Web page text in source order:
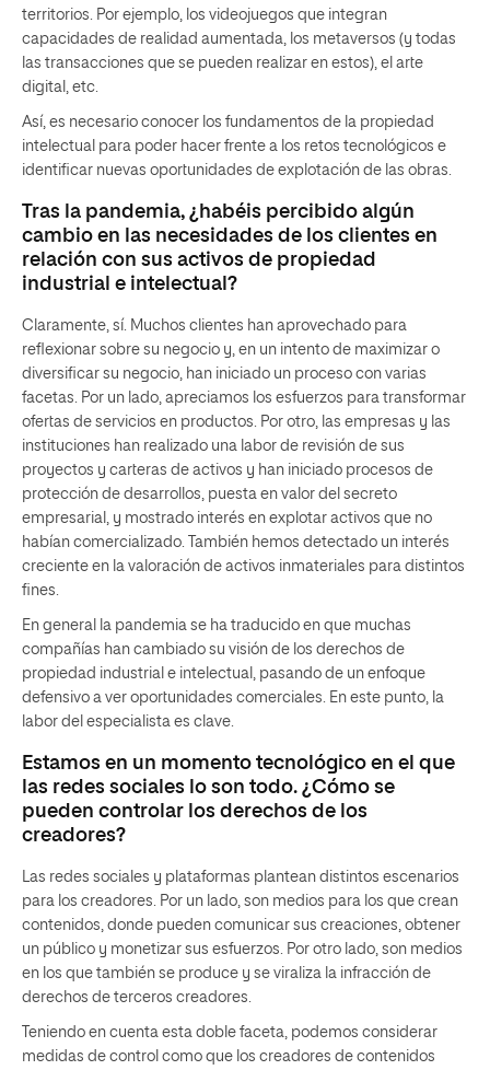
territorios. Por ejemplo, los videojuegos que integran
capacidades de realidad aumentada, los metaversos (y todas
las transacciones que se pueden realizar en estos), el arte
digital, etc.
Así, es necesario conocer los fundamentos de la propiedad
intelectual para poder hacer frente a los retos tecnológicos e
identificar nuevas oportunidades de explotación de las obras.
Tras la pandemia, ¿habéis percibido algún
cambio en las necesidades de los clientes en
relación con sus activos de propiedad
industrial e intelectual?
Claramente, sí. Muchos clientes han aprovechado para
reflexionar sobre su negocio y, en un intento de maximizar o
diversificar su negocio, han iniciado un proceso con varias
facetas. Por un lado, apreciamos los esfuerzos para transformar
ofertas de servicios en productos. Por otro, las empresas y las
instituciones han realizado una labor de revisión de sus
proyectos y carteras de activos y han iniciado procesos de
protección de desarrollos, puesta en valor del secreto
empresarial, y mostrado interés en explotar activos que no
habían comercializado. También hemos detectado un interés
creciente en la valoración de activos inmateriales para distintos
fines.
En general la pandemia se ha traducido en que muchas
compañías han cambiado su visión de los derechos de
propiedad industrial e intelectual, pasando de un enfoque
defensivo a ver oportunidades comerciales. En este punto, la
labor del especialista es clave.
Estamos en un momento tecnológico en el que
las redes sociales lo son todo. ¿Cómo se
pueden controlar los derechos de los
creadores?
Las redes sociales y plataformas plantean distintos escenarios
para los creadores. Por un lado, son medios para los que crean
contenidos, donde pueden comunicar sus creaciones, obtener
un público y monetizar sus esfuerzos. Por otro lado, son medios
en los que también se produce y se viraliza la infracción de
derechos de terceros creadores.
Teniendo en cuenta esta doble faceta, podemos considerar
medidas de control como que los creadores de contenidos